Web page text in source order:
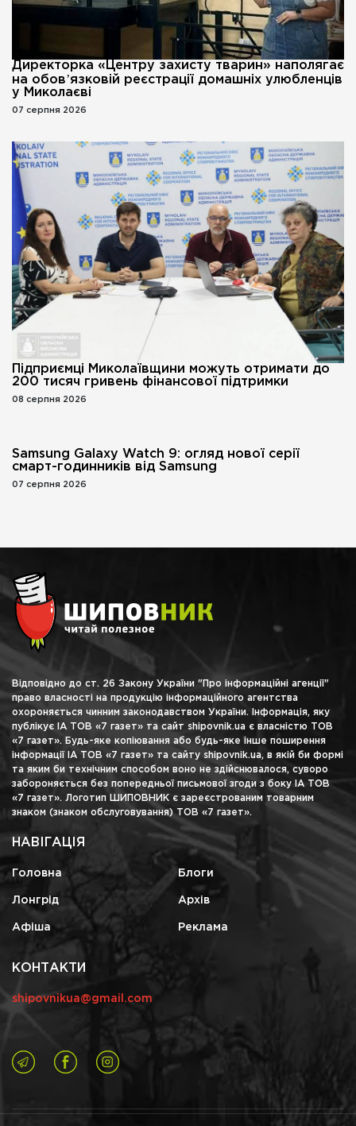
Директорка «Центру захисту тварин» наполягає
на обовʼязковій реєстрації домашніх улюбленців
у Миколаєві
07 серпня 2026
Підприємці Миколаївщини можуть отримати до
200 тисяч гривень фінансової підтримки
08 серпня 2026
Samsung Galaxy Watch 9: огляд нової серії
смарт-годинників від Samsung
07 серпня 2026
Відповідно до ст. 26 Закону України "Про інформаційні агенції"
право власності на продукцію інформаційного агентства
охороняється чинним законодавством України. Інформація, яку
публікує ІА ТОВ «7 газет» та сайт shipovnik.ua є власністю ТОВ
«7 газет». Будь-яке копіювання або будь-яке інше поширення
інформації ІА ТОВ «7 газет» та сайту shipovnik.ua, в якій би формі
та яким би технічним способом воно не здійснювалося, суворо
забороняється без попередньої письмової згоди з боку ІА ТОВ
«7 газет». Логотип ШИПОВНИК є зареєстрованим товарним
знаком (знаком обслуговування) ТОВ «7 газет».
НАВІГАЦІЯ
Головна Блоги
Лонгрід Архів
Афіша Реклама
КОНТАКТИ
shipovnikua@gmail.com